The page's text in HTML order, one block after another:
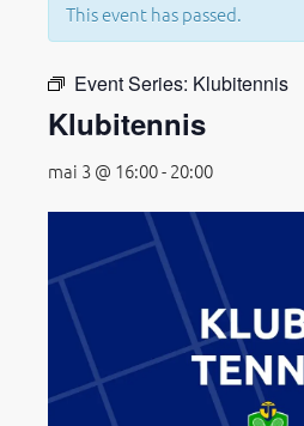
This event has passed.
Event Series: Klubitennis
Klubitennis
mai 3 @ 16:00-20:00